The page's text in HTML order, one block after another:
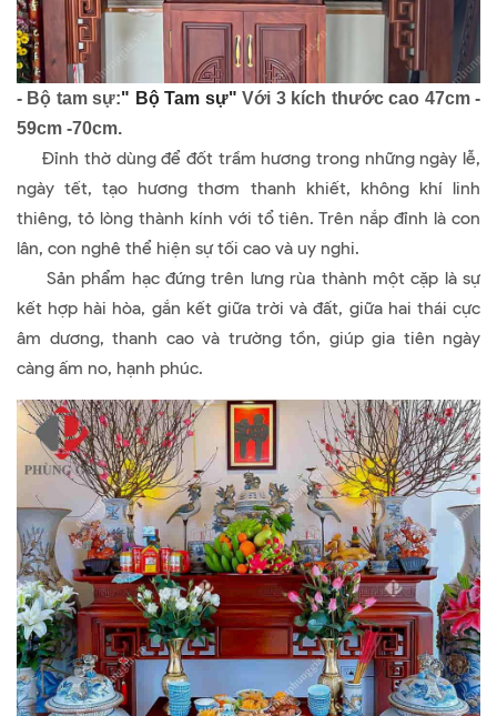
- Bộ tam sự:" Bộ Tam sự" Với 3 kích thước cao 47cm -
59cm -70cm.
Đỉnh thờ dùng để đốt trầm hương trong những ngày lễ,
ngày tết, tạo hương thơm thanh khiết, không khí linh
thiêng, tỏ lòng thành kính với tổ tiên. Trên nắp đỉnh là con
lân, con nghê thể hiện sự tối cao và uy nghi.
Sản phẩm hạc đứng trên lưng rùa thành một cặp là sự
kết hợp hài hòa, gắn kết giữa trời và đất, giữa hai thái cực
âm dương, thanh cao và trường tồn, giúp gia tiên ngày
càng ấm no, hạnh phúc.